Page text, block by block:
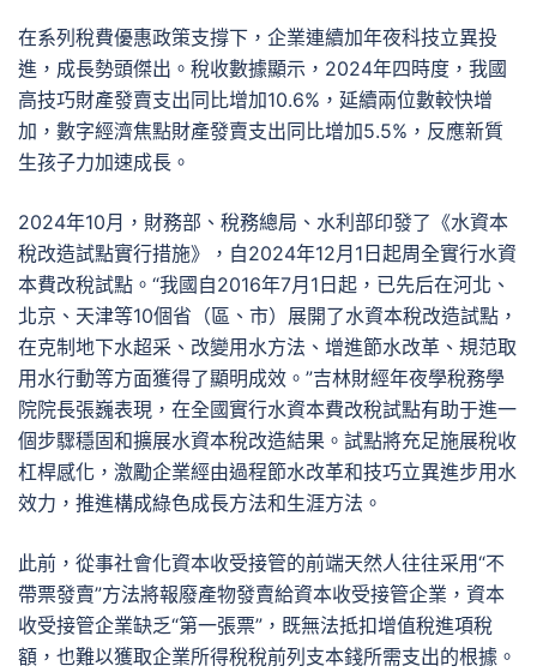
在系列稅費優惠政策支撐下，企業連續加年夜科技立異投
進，成長勢頭傑出。稅收數據顯示，2024年四時度，我國
高技巧財產發賣支出同比增加10.6%，延續兩位數較快增
加，數字經濟焦點財產發賣支出同比增加5.5%，反應新質
生孩子力加速成長。
2024年10月，財務部、稅務總局、水利部印發了《水資本
稅改造試點實行措施》，自2024年12月1日起周全實行水資
本費改稅試點。“我國自2016年7月1日起，已先后在河北、
北京、天津等10個省（區、市）展開了水資本稅改造試點，
在克制地下水超采、改變用水方法、增進節水改革、規范取
用水行動等方面獲得了顯明成效。”吉林財經年夜學稅務學
院院長張巍表現，在全國實行水資本費改稅試點有助于進一
個步驟穩固和擴展水資本稅改造結果。試點將充足施展稅收
杠桿感化，激勵企業經由過程節水改革和技巧立異進步用水
效力，推進構成綠色成長方法和生涯方法。
此前，從事社會化資本收受接管的前端天然人往往采用“不
帶票發賣”方法將報廢產物發賣給資本收受接管企業，資本
收受接管企業缺乏“第一張票”，既無法抵扣增值稅進項稅
額，也難以獲取企業所得稅稅前列支本錢所需支出的根據。